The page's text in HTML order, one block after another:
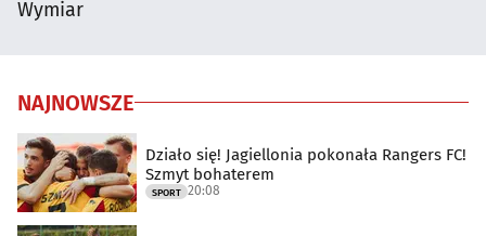
Wymiar
NAJNOWSZE
Działo się! Jagiellonia pokonała Rangers FC!
Szmyt bohaterem
SPORT 20:08